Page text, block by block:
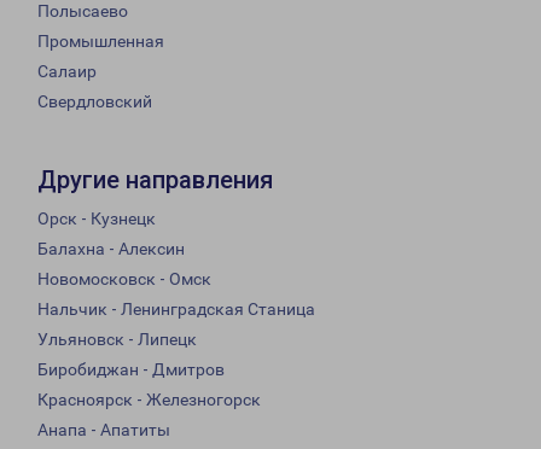
Полысаево
Промышленная
Салаир
Свердловский
Другие направления
Орск - Кузнецк
Балахна - Алексин
Новомосковск - Омск
Нальчик - Ленинградская Станица
Ульяновск - Липецк
Биробиджан - Дмитров
Красноярск - Железногорск
Анапа - Апатиты